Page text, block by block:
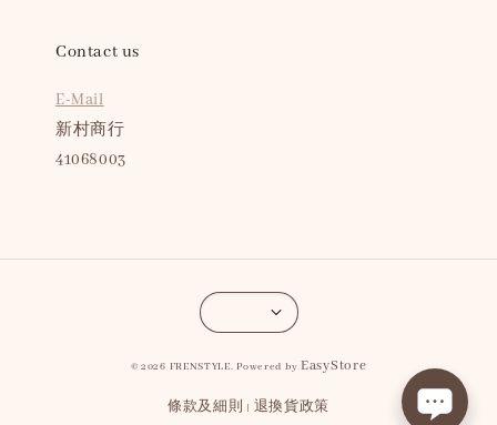
Contact us
E-Mail
新村商行
41068003
© 2026 FRENSTYLE. Powered by EasyStore
條款及細則 | 退換貨政策